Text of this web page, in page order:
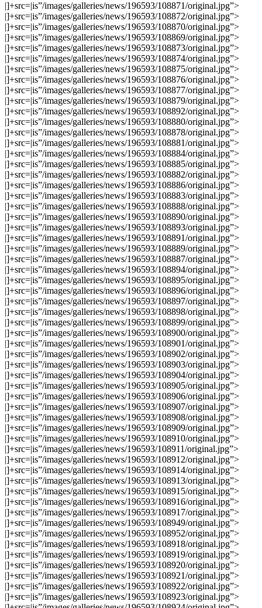
|]+src=|is”/images/galleries/news/196593/108871/original.jpg”>
|]+src=|is”/images/galleries/news/196593/108872/original.jpg”>
|]+src=|is”/images/galleries/news/196593/108870/original.jpg”>
|]+src=|is”/images/galleries/news/196593/108869/original.jpg”>
|]+src=|is”/images/galleries/news/196593/108873/original.jpg”>
|]+src=|is”/images/galleries/news/196593/108874/original.jpg”>
|]+src=|is”/images/galleries/news/196593/108875/original.jpg”>
|]+src=|is”/images/galleries/news/196593/108876/original.jpg”>
|]+src=|is”/images/galleries/news/196593/108877/original.jpg”>
|]+src=|is”/images/galleries/news/196593/108879/original.jpg”>
|]+src=|is”/images/galleries/news/196593/108892/original.jpg”>
|]+src=|is”/images/galleries/news/196593/108880/original.jpg”>
|]+src=|is”/images/galleries/news/196593/108878/original.jpg”>
|]+src=|is”/images/galleries/news/196593/108881/original.jpg”>
|]+src=|is”/images/galleries/news/196593/108884/original.jpg”>
|]+src=|is”/images/galleries/news/196593/108885/original.jpg”>
|]+src=|is”/images/galleries/news/196593/108882/original.jpg”>
|]+src=|is”/images/galleries/news/196593/108886/original.jpg”>
|]+src=|is”/images/galleries/news/196593/108883/original.jpg”>
|]+src=|is”/images/galleries/news/196593/108888/original.jpg”>
|]+src=|is”/images/galleries/news/196593/108890/original.jpg”>
|]+src=|is”/images/galleries/news/196593/108893/original.jpg”>
|]+src=|is”/images/galleries/news/196593/108891/original.jpg”>
|]+src=|is”/images/galleries/news/196593/108889/original.jpg”>
|]+src=|is”/images/galleries/news/196593/108887/original.jpg”>
|]+src=|is”/images/galleries/news/196593/108894/original.jpg”>
|]+src=|is”/images/galleries/news/196593/108895/original.jpg”>
|]+src=|is”/images/galleries/news/196593/108896/original.jpg”>
|]+src=|is”/images/galleries/news/196593/108897/original.jpg”>
|]+src=|is”/images/galleries/news/196593/108898/original.jpg”>
|]+src=|is”/images/galleries/news/196593/108899/original.jpg”>
|]+src=|is”/images/galleries/news/196593/108900/original.jpg”>
|]+src=|is”/images/galleries/news/196593/108901/original.jpg”>
|]+src=|is”/images/galleries/news/196593/108902/original.jpg”>
|]+src=|is”/images/galleries/news/196593/108903/original.jpg”>
|]+src=|is”/images/galleries/news/196593/108904/original.jpg”>
|]+src=|is”/images/galleries/news/196593/108905/original.jpg”>
|]+src=|is”/images/galleries/news/196593/108906/original.jpg”>
|]+src=|is”/images/galleries/news/196593/108907/original.jpg”>
|]+src=|is”/images/galleries/news/196593/108908/original.jpg”>
|]+src=|is”/images/galleries/news/196593/108909/original.jpg”>
|]+src=|is”/images/galleries/news/196593/108910/original.jpg”>
|]+src=|is”/images/galleries/news/196593/108911/original.jpg”>
|]+src=|is”/images/galleries/news/196593/108912/original.jpg”>
|]+src=|is”/images/galleries/news/196593/108914/original.jpg”>
|]+src=|is”/images/galleries/news/196593/108913/original.jpg”>
|]+src=|is”/images/galleries/news/196593/108915/original.jpg”>
|]+src=|is”/images/galleries/news/196593/108916/original.jpg”>
|]+src=|is”/images/galleries/news/196593/108917/original.jpg”>
|]+src=|is”/images/galleries/news/196593/108949/original.jpg”>
|]+src=|is”/images/galleries/news/196593/108952/original.jpg”>
|]+src=|is”/images/galleries/news/196593/108918/original.jpg”>
|]+src=|is”/images/galleries/news/196593/108919/original.jpg”>
|]+src=|is”/images/galleries/news/196593/108920/original.jpg”>
|]+src=|is”/images/galleries/news/196593/108921/original.jpg”>
|]+src=|is”/images/galleries/news/196593/108922/original.jpg”>
|]+src=|is”/images/galleries/news/196593/108923/original.jpg”>